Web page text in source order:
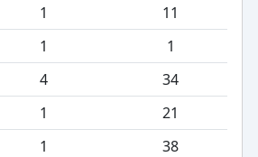
1
11
1
1
4
34
1
21
1
38